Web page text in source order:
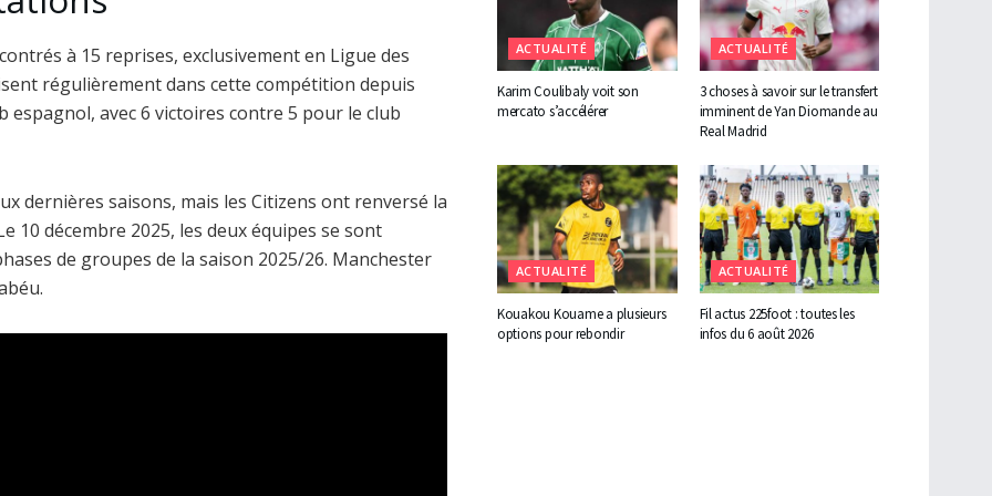
à 15 reprises, exclusivement en Ligue des
régulièrement dans cette compétition depuis
avec 6 victoires contre 5 pour le club
dernières saisons, mais les Citizens ont renversé la
décembre 2025, les deux équipes se sont
de groupes de la saison 2025/26. Manchester
ACTUALITÉ
Karim Coulibaly voit son
mercato s’accélérer
ACTUALITÉ
3 choses à savoir sur le transfert
imminent de Yan Diomande au
Real Madrid
ACTUALITÉ
Kouakou Kouame a plusieurs
options pour rebondir
ACTUALITÉ
Fil actus 225foot : toutes les
infos du 6 août 2026